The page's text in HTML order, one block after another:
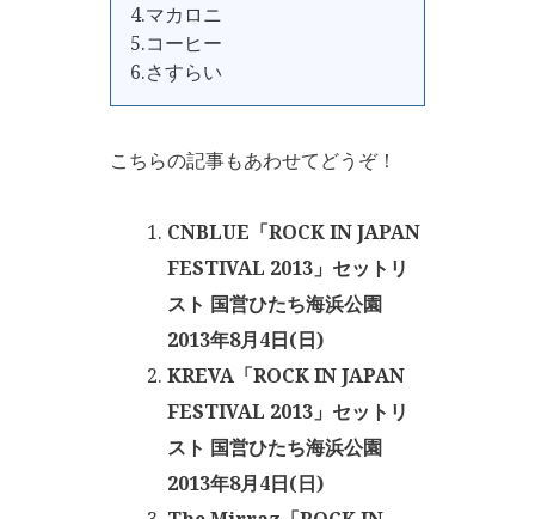
4.マカロニ
5.コーヒー
6.さすらい
こちらの記事もあわせてどうぞ！
CNBLUE「ROCK IN JAPAN
FESTIVAL 2013」セットリ
スト 国営ひたち海浜公園
2013年8月4日(日)
KREVA「ROCK IN JAPAN
FESTIVAL 2013」セットリ
スト 国営ひたち海浜公園
2013年8月4日(日)